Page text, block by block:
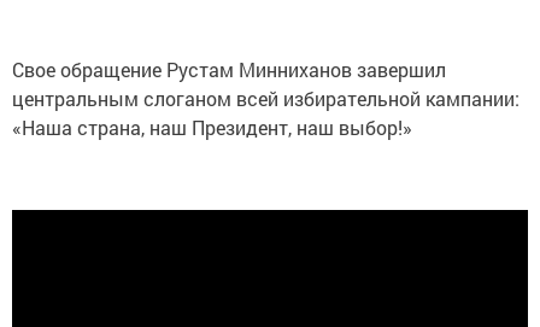
Свое обращение Рустам Минниханов завершил
центральным слоганом всей избирательной кампании:
«Наша страна, наш Президент, наш выбор!»